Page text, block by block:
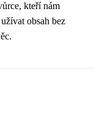
kteří nám
obsah bez